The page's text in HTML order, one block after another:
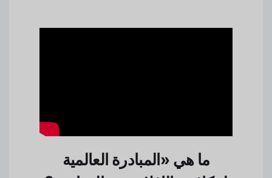
ما هي «المبادرة العالمية